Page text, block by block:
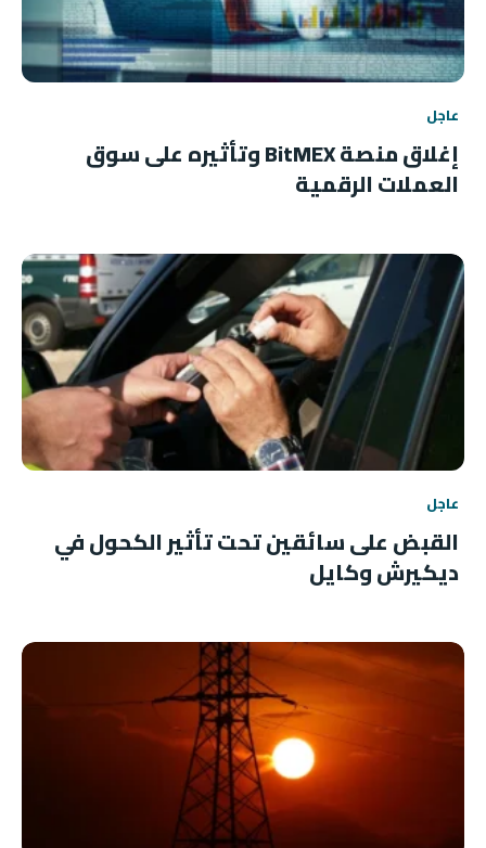
عاجل
إغلاق منصة BitMEX وتأثيره على سوق
العملات الرقمية
عاجل
القبض على سائقين تحت تأثير الكحول في
ديكيرش وكايل